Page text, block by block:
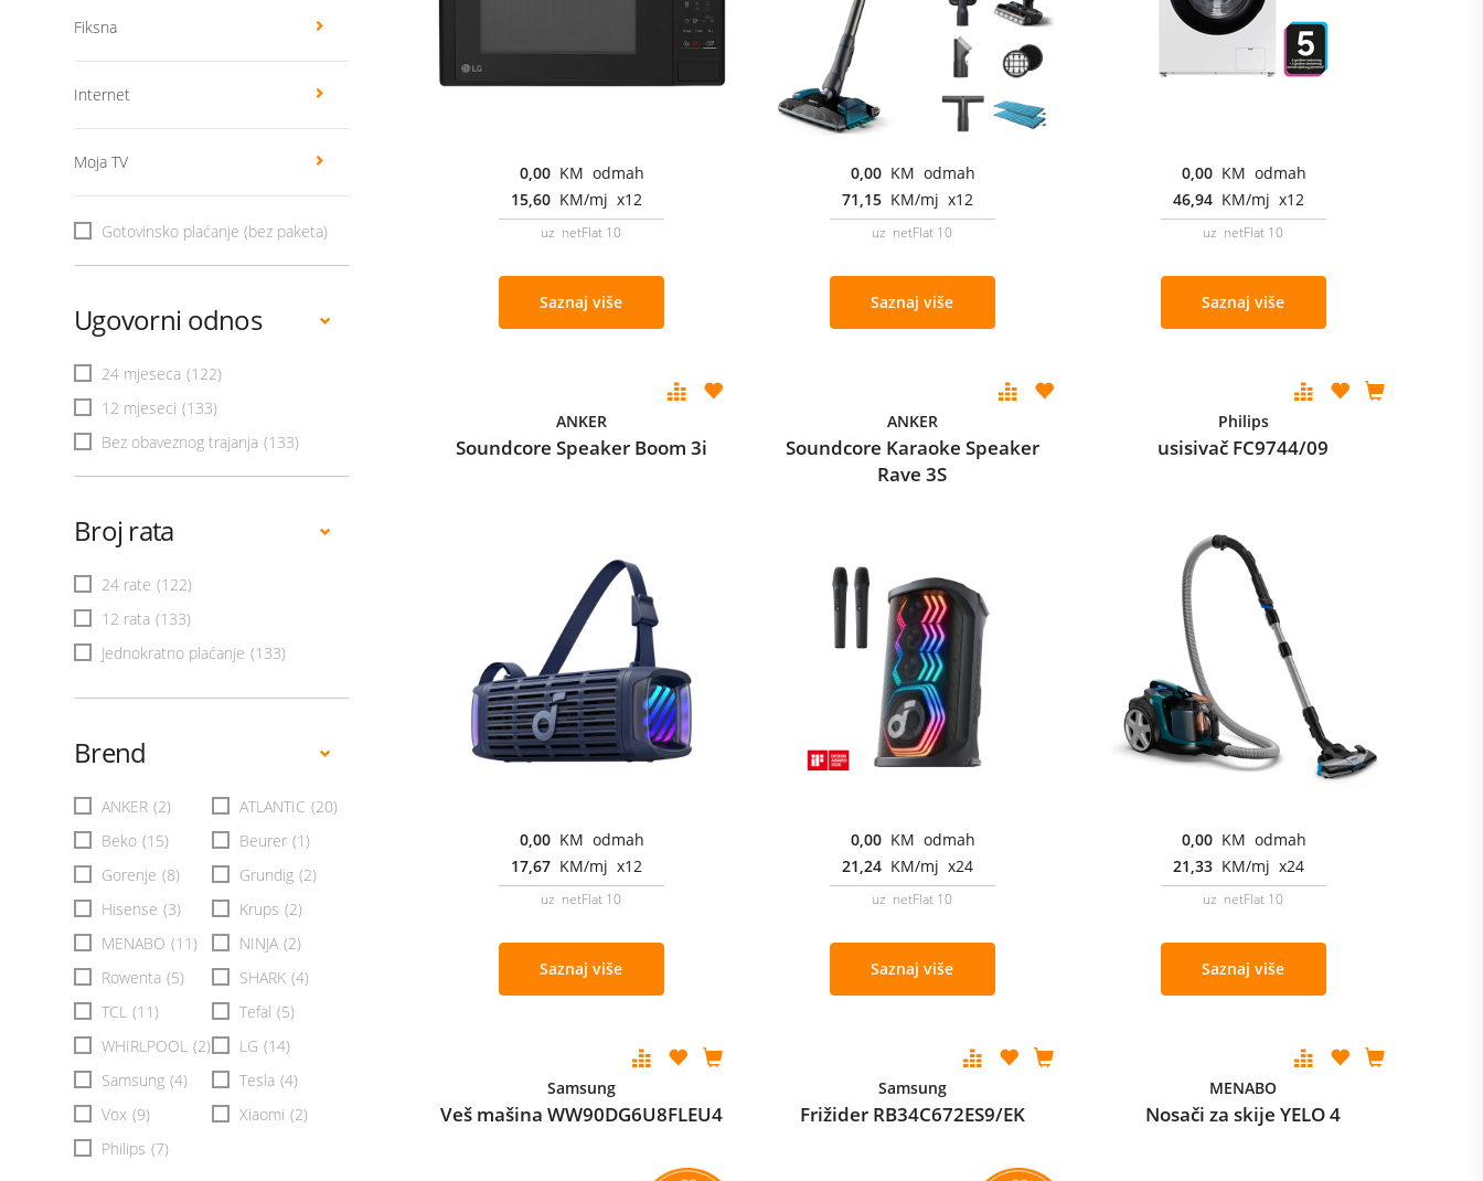
Fiksna
Internet
Moja TV
Gotovinsko plaćanje (bez paketa)
Ugovorni odnos
24 mjeseca (122)
12 mjeseci (133)
Bez obaveznog trajanja (133)
Broj rata
24 rate (122)
12 rata (133)
Jednokratno plaćanje (133)
Brend
ANKER (2) ATLANTIC (20)
Beko (15) Beurer (1)
Gorenje (8) Grundig (2)
Hisense (3) Krups (2)
MENABO (11) NINJA (2)
Rowenta (5) SHARK (4)
TCL (11) Tefal (5)
WHIRLPOOL (2) LG (14)
Samsung (4) Tesla (4)
Vox (9) Xiaomi (2)
Philips (7)
0,00 KM odmah
15,60 KM/mj x12
uz netFlat 10
Saznaj više
0,00 KM odmah
71,15 KM/mj x12
uz netFlat 10
Saznaj više
0,00 KM odmah
46,94 KM/mj x12
uz netFlat 10
Saznaj više
ANKER
Soundcore Speaker Boom 3i
0,00 KM odmah
17,67 KM/mj x12
uz netFlat 10
Saznaj više
ANKER
Soundcore Karaoke Speaker
Rave 3S
0,00 KM odmah
21,24 KM/mj x24
uz netFlat 10
Saznaj više
Philips
usisivač FC9744/09
0,00 KM odmah
21,33 KM/mj x24
uz netFlat 10
Saznaj više
Samsung
Veš mašina WW90DG6U8FLEU4
Samsung
Frižider RB34C672ES9/EK
MENABO
Nosači za skije YELO 4